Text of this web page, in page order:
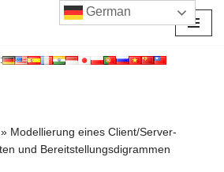
» Modellierung eines Client/Server-
und Bereitstellungsdigrammen
German